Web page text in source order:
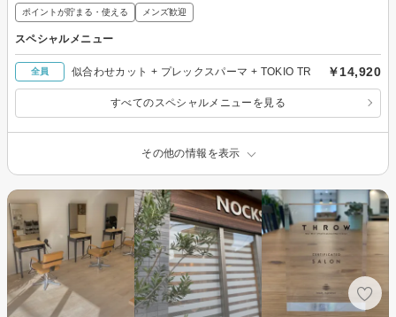
ポイントが貯まる・使える メンズ歓迎
スペシャルメニュー
全員 似合わせカット + プレックスパーマ + TOKIO TR ￥14,920
すべてのスペシャルメニューを見る
その他の情報を表示